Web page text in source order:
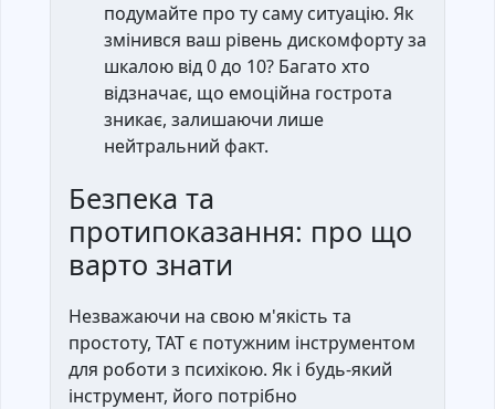
подумайте про ту саму ситуацію. Як
змінився ваш рівень дискомфорту за
шкалою від 0 до 10? Багато хто
відзначає, що емоційна гострота
зникає, залишаючи лише
нейтральний факт.
Безпека та
протипоказання: про що
варто знати
Незважаючи на свою м'якість та
простоту, ТАТ є потужним інструментом
для роботи з психікою. Як і будь-який
інструмент, його потрібно